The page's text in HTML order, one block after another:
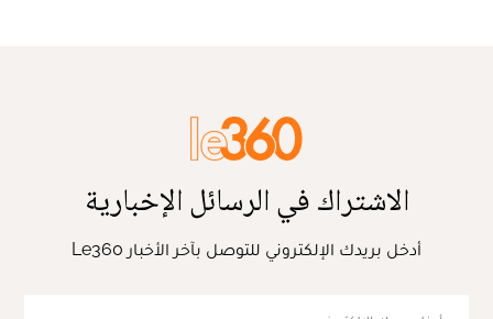
الاشتراك في الرسائل الإخبارية
أدخل بريدك الإلكتروني للتوصل بآخر الأخبار Le360